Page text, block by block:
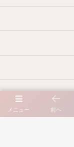
メニュー 前へ